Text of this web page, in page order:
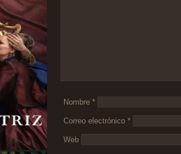
Nombre *
Correo electrónico *
Web